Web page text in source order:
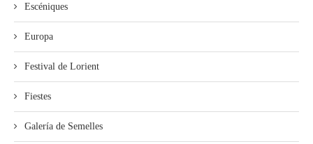
Escéniques
Europa
Festival de Lorient
Fiestes
Galería de Semelles